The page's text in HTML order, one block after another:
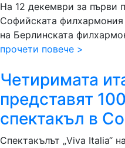
На 12 декември за първи
Софийската филхармония
на Берлинската
прочети повече >
Четиримата
представят
спектакъл в
Спектакълът „Viva Italia“